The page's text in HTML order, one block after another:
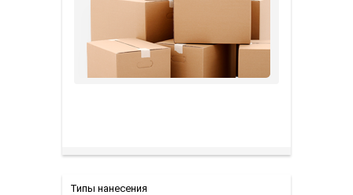
Типы нанесения